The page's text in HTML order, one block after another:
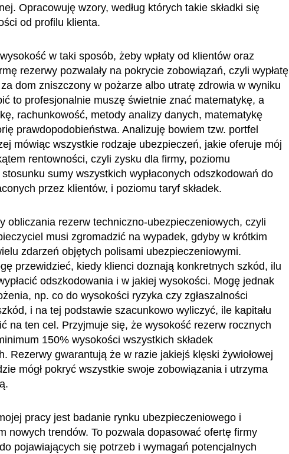
Opracowuję wzory, według których takie składki się
od profilu klienta.
w taki sposób, żeby wpłaty od klientów oraz
rezerwy pozwalały na pokrycie zobowiązań, czyli wypłatę
dom zniszczony w pożarze albo utratę zdrowia w wyniku
to profesjonalnie muszę świetnie znać matematykę, a
rachunkowość, metody analizy danych, matematykę
prawdopodobieństwa. Analizuję bowiem tzw. portfel
mówiąc wszystkie rodzaje ubezpieczeń, jakie oferuje mój
rentowności, czyli zysku dla firmy, poziomu
sumy wszystkich wypłaconych odszkodowań do
przez klientów, i poziomu taryf składek.
obliczania rezerw techniczno-ubezpieczeniowych, czyli
musi zgromadzić na wypadek, gdyby w krótkim
zdarzeń objętych polisami ubezpieczeniowymi.
przewidzieć, kiedy klienci doznają konkretnych szkód, ilu
odszkodowania i w jakiej wysokości. Mogę jednak
np. co do wysokości ryzyka czy zgłaszalności
i na tej podstawie szacunkowo wyliczyć, ile kapitału
na ten cel. Przyjmuje się, że wysokość rezerw rocznych
150% wysokości wszystkich składek
Rezerwy gwarantują że w razie jakiejś klęski żywiołowej
mógł pokryć wszystkie swoje zobowiązania i utrzyma
pracy jest badanie rynku ubezpieczeniowego i
nowych trendów. To pozwala dopasować ofertę firmy
pojawiających się potrzeb i wymagań potencjalnych